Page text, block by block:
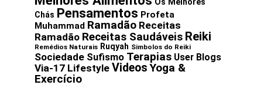
Chás Pensamentos Profeta
Muhammad Ramadão Receitas
Ramadão Receitas Saudáveis Reiki
Remédios Naturais Ruqyah Simbolos do Reiki
Sociedade Sufismo Terapias User Blogs
Via-17 Lifestyle Videos Yoga &
Exercício